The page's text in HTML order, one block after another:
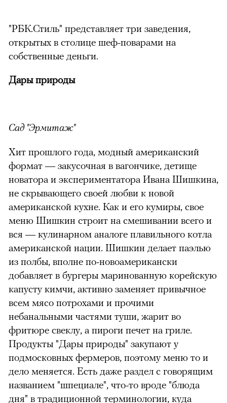
"РБК.Стиль" представляет три заведения,
открытых в столице шеф-поварами на
собственные деньги.
Дары природы
Сад "Эрмитаж"
Хит прошлого года, модный американский
формат — закусочная в вагончике, детище
новатора и экспериментатора Ивана Шишкина,
не скрывающего своей любви к новой
американской кухне. Как и его кумиры, свое
меню Шишкин строит на смешивании всего и
вся — кулинарном аналоге плавильного котла
американской нации. Шишкин делает паэлью
из полбы, вполне по-новоамерикански
добавляет в бургеры маринованную корейскую
капусту кимчи, активно заменяет привычное
всем мясо потрохами и прочими
небанальными частями туши, жарит во
фритюре свеклу, а пироги печет на гриле.
Продукты "Дары природы" закупают у
подмосковных фермеров, поэтому меню то и
дело меняется. Есть даже раздел с говорящим
названием "шпециале", что-то вроде "блюда
дня" в традиционной терминологии, куда